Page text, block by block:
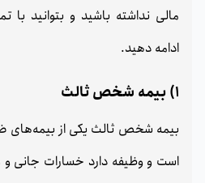
مالی نداشته باشید و بتوانید
ادامه دهید.
1) بیمه شخص ثالث
بیمه شخص ثالث یکی از بیمه‌های
است و وظیفه دارد خسارات جانی و